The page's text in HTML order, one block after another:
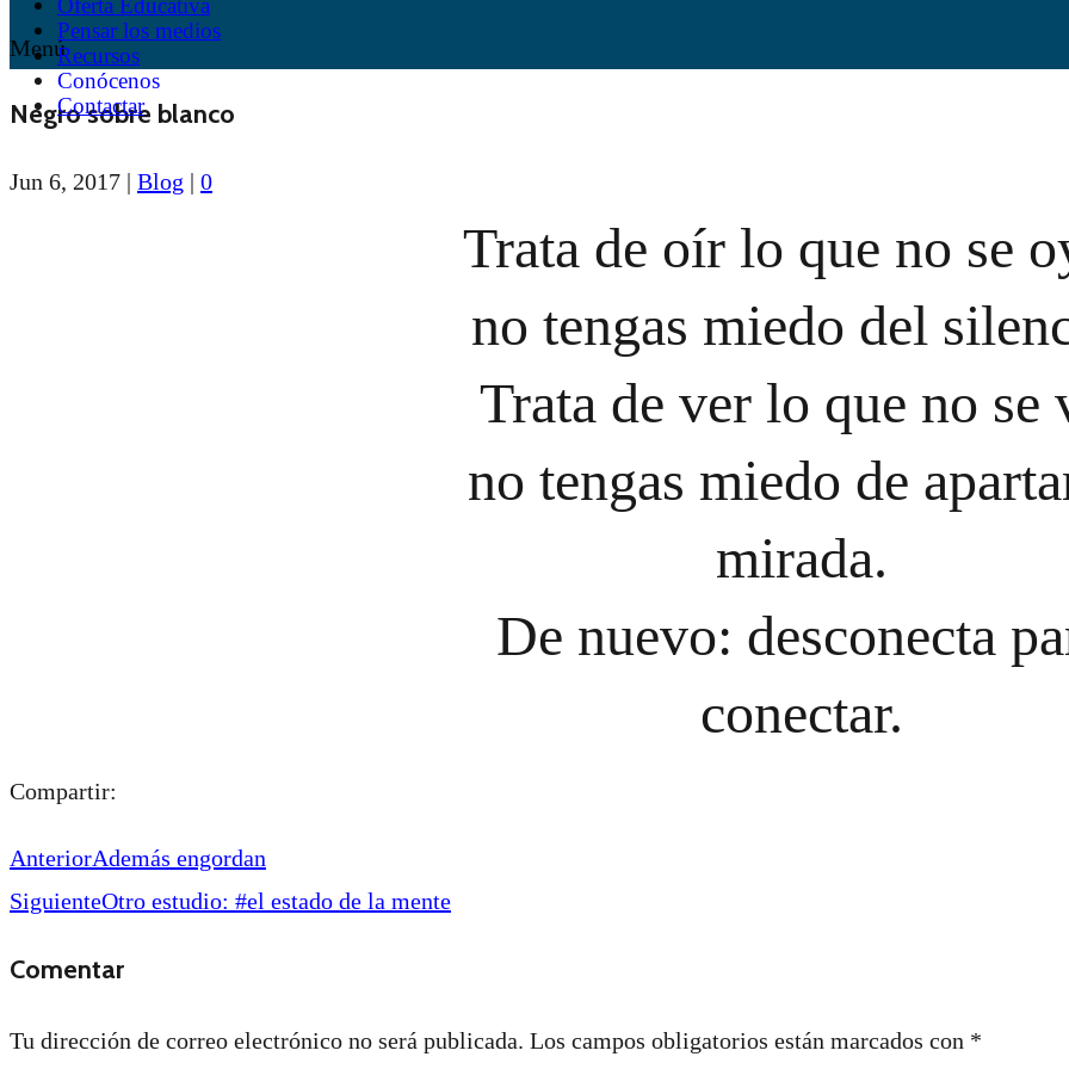
Pensar los medios
Recursos
Conócenos
Contactar
Menú
Negro sobre blanco
Jun 6, 2017 | Blog | 0
Trata de oír lo que no se
no tengas miedo del
Trata de ver lo que no se
no tengas miedo de
mirada.
De nuevo: desconecta
conectar.
Compartir:
AnteriorAdemás engordan
SiguienteOtro estudio: #el estado de la mente
Comentar
Tu dirección de correo electrónico no será publicada. Los campos obligatorios están marcados con *